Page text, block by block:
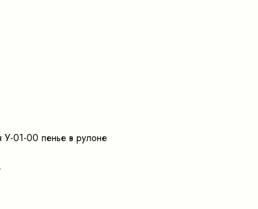
У-01-00 пенье в рулоне